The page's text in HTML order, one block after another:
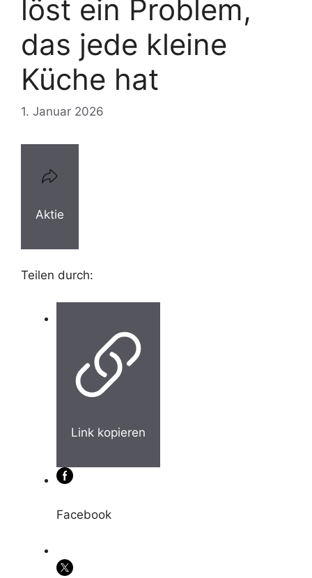
löst ein Problem,
das jede kleine
Küche hat
1. Januar 2026
Aktie
Teilen durch:
Link kopieren
Facebook